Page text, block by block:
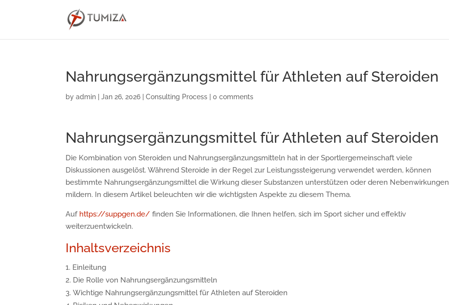
Nahrungsergänzungsmittel für Athleten auf Steroiden
byadmin |Jan 26, 2026 |Consulting Process |0 comments
Nahrungsergänzungsmittel für Athleten auf Steroiden
Die Kombination von Steroiden und Nahrungsergänzungsmitteln hat in der Sportlergemeinschaft viele
Diskussionen ausgelöst. Während Steroide in der Regel zur Leistungssteigerung verwendet werden, können
bestimmte Nahrungsergänzungsmittel die Wirkung dieser Substanzen unterstützen oder deren Nebenwirkungen
mildern. In diesem Artikel beleuchten wir die wichtigsten Aspekte zu diesem Thema.
Auf https://suppgen.de/ finden Sie Informationen, die Ihnen helfen, sich im Sport sicher und effektiv
weiterzuentwickeln.
Inhaltsverzeichnis
Einleitung
Die Rolle von Nahrungsergänzungsmitteln
Wichtige Nahrungsergänzungsmittel für Athleten auf Steroiden